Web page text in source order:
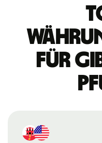
für